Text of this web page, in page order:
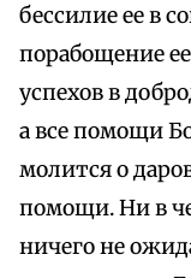
бессилие ее в
порабощение
успехов в
а все помощи
молится о
помощи. Ни в
ничего не